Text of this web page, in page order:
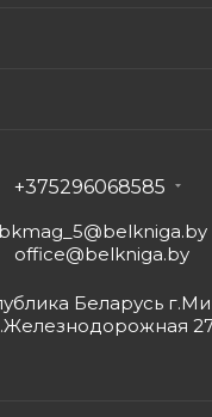
+375296068585
bkmag_5@belkniga.by
office@belkniga.by
Беларусь